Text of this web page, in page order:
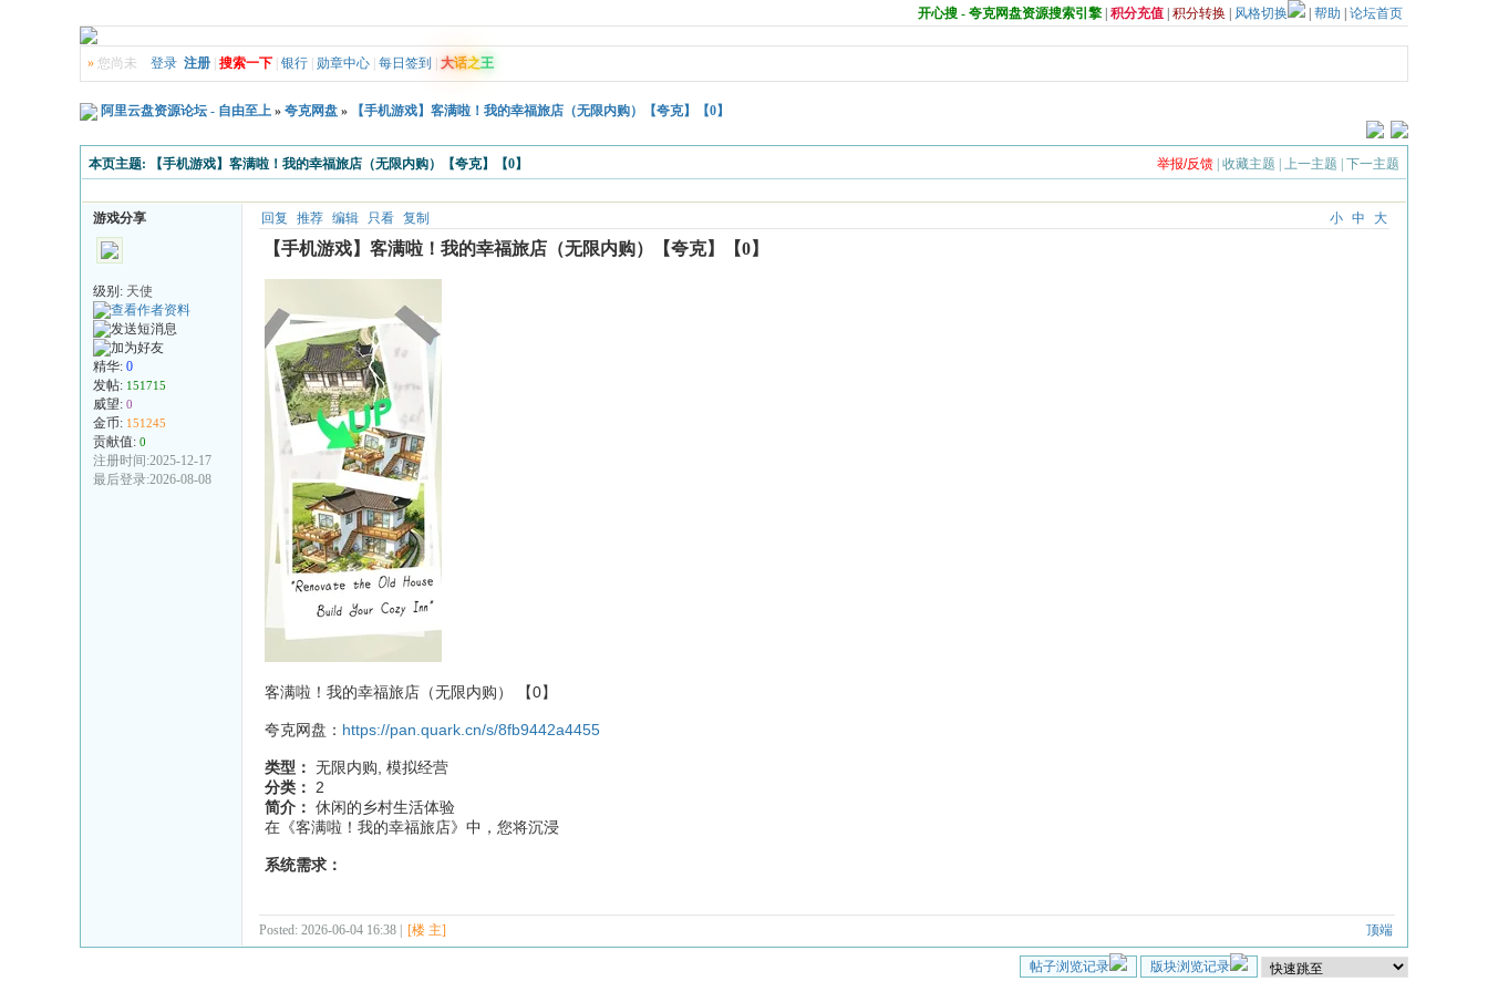
开心搜 - 夸克网盘资源搜索引擎 积分充值 积分转换 风格切换 帮助 论坛首页
» 您尚未 登录 注册 搜索一下 银行 勋章中心 每日签到 大话之王
阿里云盘资源论坛 - 自由至上 » 夸克网盘 » 【手机游戏】客满啦！我的幸福旅店（无限内购）【夸克】【0】
本页主题: 【手机游戏】客满啦！我的幸福旅店（无限内购）【夸克】【0】 举报/反馈 收藏主题 上一主题 下一主题
游戏分享
级别: 天使
精华: 0
发帖: 151715
威望: 0
金币: 151245
贡献值: 0
注册时间:2025-12-17
最后登录:2026-08-08
小 中 大
回复 推荐 编辑 只看 复制
【手机游戏】客满啦！我的幸福旅店（无限内购）【夸克】【0】
客满啦！我的幸福旅店（无限内购） 【0】
夸克网盘： https://pan.quark.cn/s/8fb9442a4455
类型： 无限内购, 模拟经营
分类：
2
简介： 休闲的乡村生活体验
在《客满啦！我的幸福旅店》中，您将沉浸
系统需求：
顶端
Posted: 2026-06-04 16:38 | [楼 主]
帖子浏览记录 版块浏览记录